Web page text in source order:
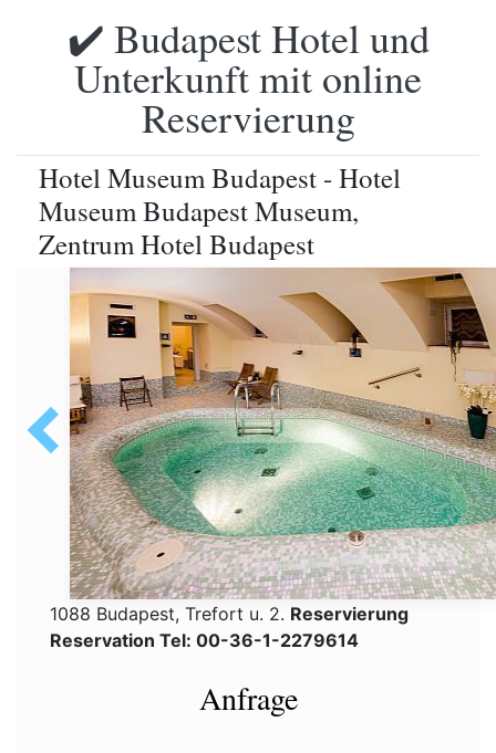
✔️ Budapest Hotel und
Unterkunft mit online
Reservierung
Hotel Museum Budapest - Hotel
Museum Budapest Museum,
Zentrum Hotel Budapest
1088 Budapest, Trefort u. 2. Reservierung
Reservation Tel: 00-36-1-2279614
Anfrage